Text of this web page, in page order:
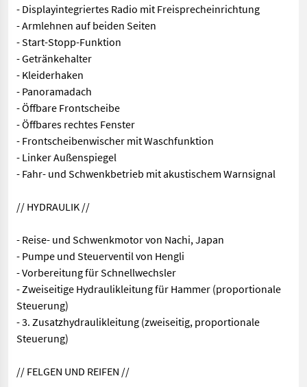
- Displayintegriertes Radio mit Freisprecheinrichtung
- Armlehnen auf beiden Seiten
- Start-Stopp-Funktion
- Getränkehalter
- Kleiderhaken
- Panoramadach
- Öffbare Frontscheibe
- Öffbares rechtes Fenster
- Frontscheibenwischer mit Waschfunktion
- Linker Außenspiegel
- Fahr- und Schwenkbetrieb mit akustischem Warnsignal
// HYDRAULIK //
- Reise- und Schwenkmotor von Nachi, Japan
- Pumpe und Steuerventil von Hengli
- Vorbereitung für Schnellwechsler
- Zweiseitige Hydraulikleitung für Hammer (proportionale
Steuerung)
- 3. Zusatzhydraulikleitung (zweiseitig, proportionale
Steuerung)
// FELGEN UND REIFEN //